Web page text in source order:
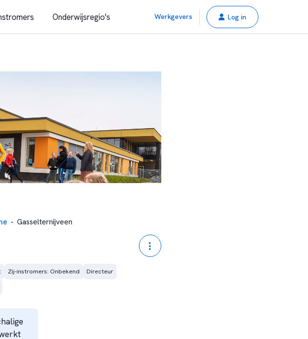
Onderwijsregio's Werkgevers Log in
- Gasselternijveen
Zij-instromers: Onbekend
Directeur